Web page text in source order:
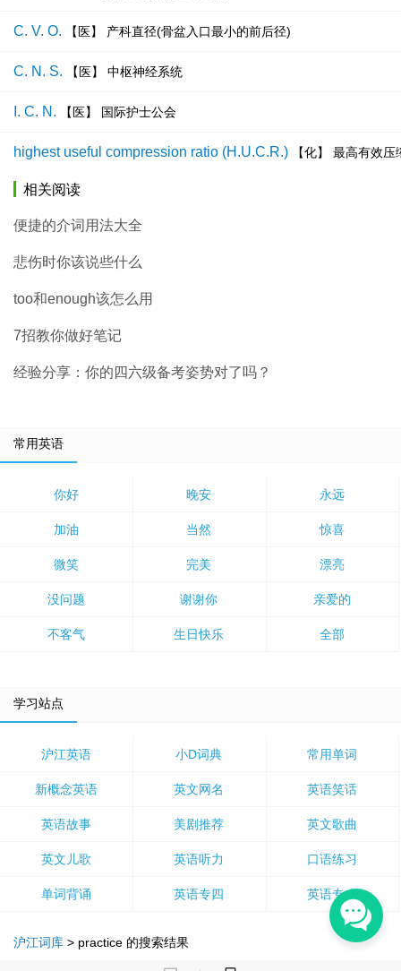
C. V. O. 【医】 产科直径(骨盆入口最小的前后径)
C. N. S. 【医】 中枢神经系统
I. C. N. 【医】 国际护士公会
highest useful compression ratio (H.U.C.R.) 【化】 最高有效压
相关阅读
便捷的介词用法大全
悲伤时你该说些什么
too和enough该怎么用
7招教你做好笔记
经验分享：你的四六级备考姿势对了吗？
常用英语
你好 晚安 永远
加油 当然 惊喜
微笑 完美 漂亮
没问题 谢谢你 亲爱的
不客气 生日快乐 全部
学习站点
沪江英语 小D词典 常用单词
新概念英语 英文网名 英语笑话
英语故事 美剧推荐 英文歌曲
英文儿歌 英语听力 口语练习
单词背诵 英语专四 英语专八
沪江词库 > practice 的搜索结果